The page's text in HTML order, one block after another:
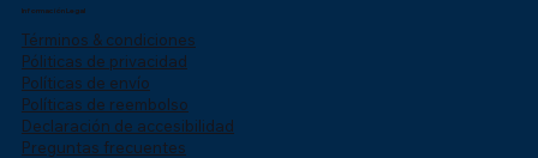
Información Legal
Términos & condiciones
Póliticas de privacidad
Políticas de envío
Políticas de reembolso
Declaración de accesibilidad
Preguntas frecuentes